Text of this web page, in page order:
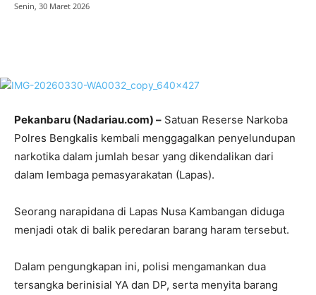
Senin, 30 Maret 2026
Pekanbaru (Nadariau.com) – Satuan Reserse Narkoba
Polres Bengkalis kembali menggagalkan penyelundupan
narkotika dalam jumlah besar yang dikendalikan dari
dalam lembaga pemasyarakatan (Lapas).
Seorang narapidana di Lapas Nusa Kambangan diduga
menjadi otak di balik peredaran barang haram tersebut.
Dalam pengungkapan ini, polisi mengamankan dua
tersangka berinisial YA dan DP, serta menyita barang